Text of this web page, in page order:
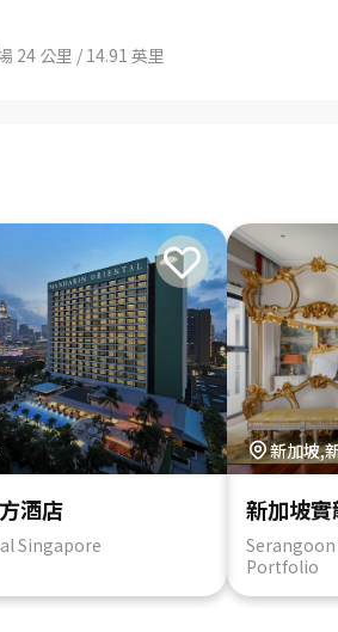
24 公里 / 14.91 英里
酒店
Singapore
新加坡,
新加坡
Portfolio